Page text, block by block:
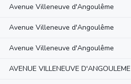
Avenue Villeneuve d'Angoulême
Avenue Villeneuve d'Angoulême
Avenue Villeneuve d'Angoulême
AVENUE VILLENEUVE D'ANGOULEME